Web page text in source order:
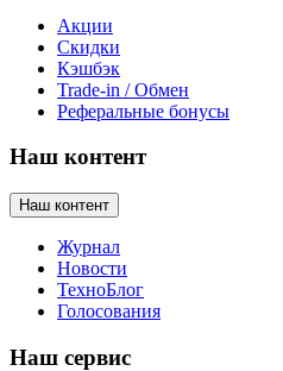
Акции
Скидки
Кэшбэк
Trade-in / Обмен
Реферальные бонусы
Наш контент
Наш контент
Журнал
Новости
ТехноБлог
Голосования
Наш сервис